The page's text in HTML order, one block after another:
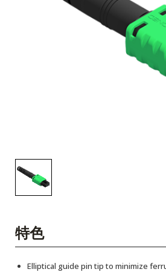
特色
Elliptical guide pin tip to minimize